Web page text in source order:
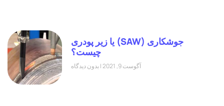
جوشکاری (SAW) یا زیر پودری
چیست؟
آگوست 9, 2021 بدون دیدگاه